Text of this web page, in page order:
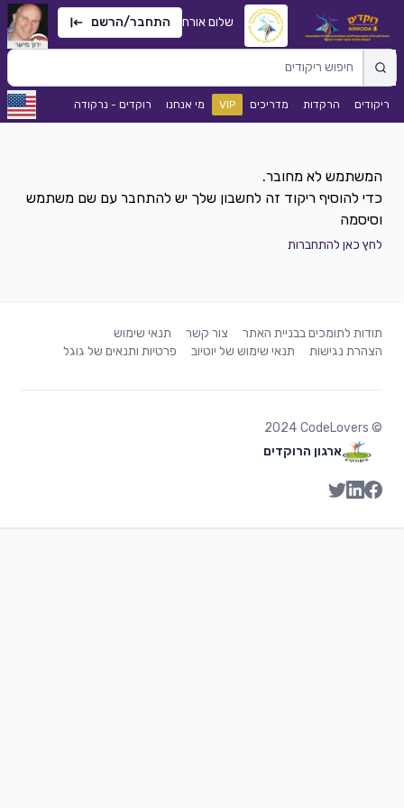
שלום אורח התחבר/הרשם
ריקודים הרקדות מדריכים VIP מי אנחנו רוקדים - נרקודה
כדי להוסיף ריקוד זה לחשבון שלך יש להתחבר עם שם משתמש
וסיסמה
לחץ כאן להתחברות
תודות לתומכים בבניית האתר צור קשר
תנאי שימוש
הצהרת נגישות
תנאי שימוש של יוטיוב פרטיות ותנאים של גוגל
©
2024 CodeLovers
ארגון הרוקדים